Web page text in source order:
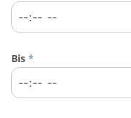
Bis *